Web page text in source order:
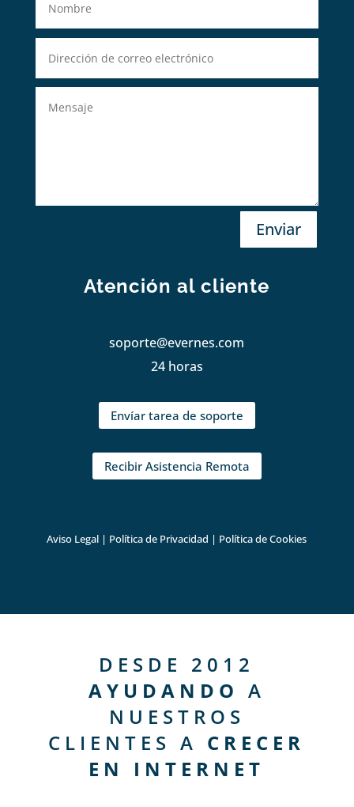
Enviar
Atención al cliente
soporte@evernes.com
24 horas
Envíar tarea de soporte
Recibir Asistencia Remota
Aviso Legal | Política de Privacidad | Política de Cookies
DESDE 2012
AYUDANDO A
NUESTROS
CLIENTES A CRECER
EN INTERNET